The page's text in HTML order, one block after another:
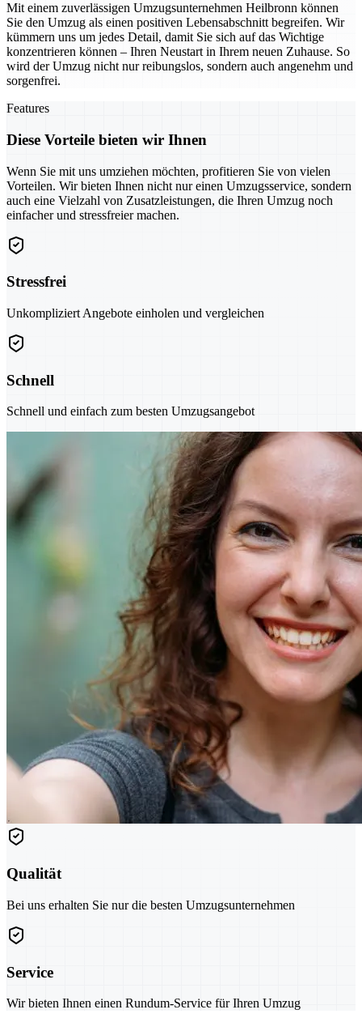
Mit einem zuverlässigen Umzugsunternehmen Heilbronn können
Sie den Umzug als einen positiven Lebensabschnitt begreifen. Wir
kümmern uns um jedes Detail, damit Sie sich auf das Wichtige
konzentrieren können – Ihren Neustart in Ihrem neuen Zuhause. So
wird der Umzug nicht nur reibungslos, sondern auch angenehm und
sorgenfrei.
Features
Diese Vorteile bieten wir Ihnen
Wenn Sie mit uns umziehen möchten, profitieren Sie von vielen
Vorteilen. Wir bieten Ihnen nicht nur einen Umzugsservice, sondern
auch eine Vielzahl von Zusatzleistungen, die Ihren Umzug noch
einfacher und stressfreier machen.
Stressfrei
Unkompliziert Angebote einholen und vergleichen
Schnell
Schnell und einfach zum besten Umzugsangebot
Qualität
Bei uns erhalten Sie nur die besten Umzugsunternehmen
Service
Wir bieten Ihnen einen Rundum-Service für Ihren Umzug